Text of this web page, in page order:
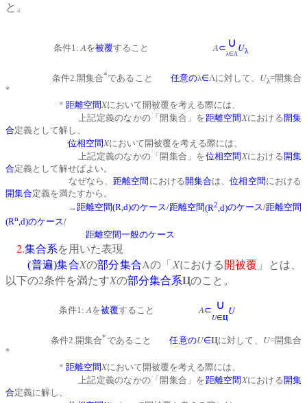
と。
条件1: Aを被覆することA⊂ ∪ Uλ
λ∈Λ
条件2.開集合*であること 任意のλ∈Λに対して、 Uλ=開集合
*
* 距離空間Xにおいて開被覆を考える際には、
上記定義のなかの「開集合」を 距離空間 Xにおける開集
合定義として解し、
位相空間Xにおいて開被覆を考える際には、
上記定義のなかの「開集合」を位相空間 Xにおける開集
合定義として解せばよい。
なぜなら、 距離空間 における開集合は、位相空間 における
開集合定義を満たすから。
→ 距離空間(R,d)のケース/距離空間(R2 ,d)のケース/距離空間
(Rn ,d)のケース/
距離空間一般のケース
2.集合系を用いた表現
(普遍)集合Xの部分集合Aの「 Xにおける 開被覆 」とは、
以下の2条件を満たすXの部分集合系Цのこと。
条件1:Aを被覆することA⊂ ∪ U
U∈Ц
条件2.開集合* であること任意のU∈Цに対して、 U=開集合
*
* 距離空間Xにおいて開被覆を考える際には、
上記定義のなかの「開集合」を 距離空間 Xにおける開集
合定義に解し、